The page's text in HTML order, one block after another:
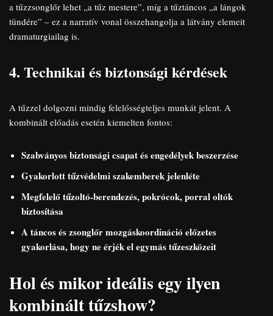
a tűzzsonglőr lehet „a tűz mestere”, míg a tűztáncos „a lángok
tündére” – ez a narratív vonal összehangolja a látvány elemeit
dramaturgiailag is.
4. Technikai és biztonsági kérdések
A tűzzel dolgozni mindig felelősségteljes munkát jelent. A
kombinált előadás esetén kiemelten fontos:
Szabványos biztonsági csapat és engedélyek beszerzése
Gyakorlott tűzvédelmi szakemberek jelenléte
Megfelelő tűzoltó-berendezés, pokrócok, porral oltók
biztosítása
A táncos és zsonglőr mozgáskoordináció előzetes
gyakorlása, hogy ne érjék el egymás tűzeszközeit
Hol és mikor ideális egy ilyen
kombinált tűzshow?